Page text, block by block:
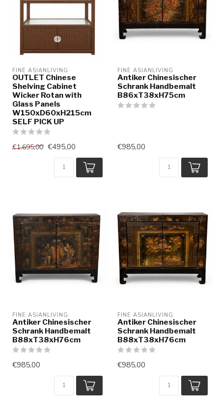
FINE ASIANLIVING
OUTLET Chinese
Shelving Cabinet
Wicker Rotan with
Glass Panels
W150xD60xH215cm
SELF PICK UP
€1.695,00 €495,00
FINE ASIANLIVING
Antiker Chinesischer
Schrank Handbemalt
B86xT38xH75cm
€985,00
FINE ASIANLIVING
Antiker Chinesischer
Schrank Handbemalt
B88xT38xH76cm
€985,00
FINE ASIANLIVING
Antiker Chinesischer
Schrank Handbemalt
B88xT38xH76cm
€985,00